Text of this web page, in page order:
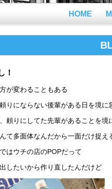
HOME
！
が変わることもある
りにならない後輩がある日を境に
頼りにしてた先輩があることを
て多面体なんだから一面だけ捉
はウチの店のPOPだって
したいから作り直したんだけど